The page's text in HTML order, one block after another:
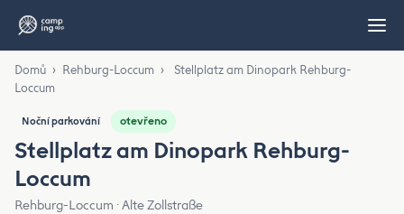
Domů › Rehburg-Loccum ›
Stellplatz am Dinopark Rehburg-
Loccum
Noční parkování otevřeno
Stellplatz am Dinopark Rehburg-
Loccum
Rehburg-Loccum · Alte Zollstraße